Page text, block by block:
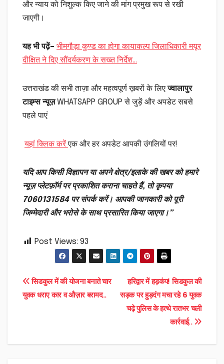
और न्याय को निशुल्क किए जाने की मांग प्रमुख रूप से रखी
जाएगी।
यह भी पढ़ें– भीमगौड़ा कुण्ड का होगा कायाकल्प जिलाधिकारी मयूर
दीक्षित ने दिए सौंदर्यकरण के सख्त निर्देश…
उत्तराखंड की सभी ताज़ा और महत्वपूर्ण ख़बरों के लिएज्वालापुर
टाइम्स न्यूज़WHATSAPP GROUP से जुड़ें और अपडेट सबसे
पहले पाएं
यहां क्लिक करेंएक और हर अपडेट आपकी उंगलियों पर!
यदि आप किसी विज्ञापन या अपने क्षेत्र/इलाके की खबर को हमारे
न्यूज़ प्लेटफ़ॉर्म पर प्रकाशित कराना चाहते हैं, तो कृपया
7060131584 पर संपर्क करें। आपकी जानकारी को पूरी
जिम्मेदारी और भरोसे के साथ प्रसारित किया जाएगा।”
Post Views: 93
Post
navigation
हरिद्वार में हड़कंप! सिडकुल की
सड़क पर हुड़दंग मचा रहे 6 युवक
चढ़े पुलिस के हत्थे रातभर चली
कार्रवाई..
सिडकुल में की योजना बनाते चार
युवक धराए कार व औज़ार बरामद..